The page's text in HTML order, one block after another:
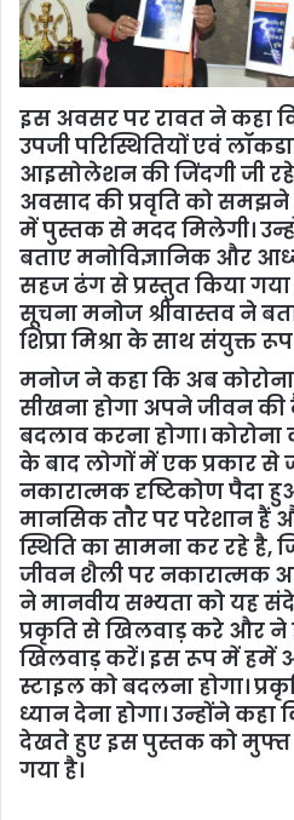
इस अवसर पर रावत ने कहा
उपजी परिस्थितियों एवं
आइसोलेशन की जिंदगी जी
अवसाद की प्रवृति को
में पुस्तक से मदद मिलेगी।
बताए मनोविज्ञानिक और
सहज ढंग से प्रस्तुत किया
सूचना मनोज श्रीवास्तव ने
शिप्रा मिश्रा के साथ संयुक्त
मनोज ने कहा कि अब
सीखना होगा अपने जीवन की
बदलाव करना होगा।
के बाद लोगों में एक प्रकार से
नकारात्मक दृष्टिकोण पैदा
मानसिक तौर पर परेशान हैं
स्थिति का सामना कर रहे है,
जीवन शैली पर नकारात्मक
ने मानवीय सभ्यता को यह
प्रकृति से खिलवाड़ करे और ने
खिलवाड़ करें। इस रूप में हमें
स्टाइल को बदलना होगा।
ध्यान देना होगा। उन्होंने
देखते हुए इस पुस्तक को मुफ्त
गया है।